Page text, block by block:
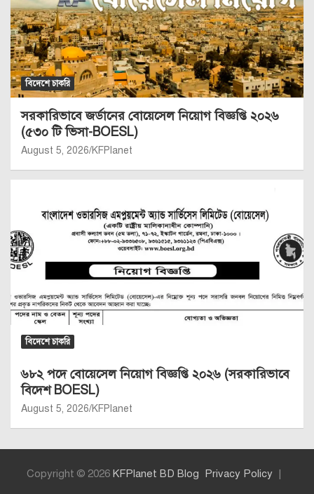
বিদেশে চাকরি
সরকারিভাবে জর্ডানের বোয়েসেল নিয়োগ বিজ্ঞপ্তি ২০২৬
(৫৩০ টি ভিসা-BOESL)
August 5, 2026 KFPlanet
বিদেশে চাকরি
৬৮২ পদে বোয়েসেল নিয়োগ বিজ্ঞপ্তি ২০২৬ (সরকারিভাবে
বিদেশ BOESL)
August 5, 2026 KFPlanet
Copyright © 2026 KFPlanet BD Blog Privacy Policy